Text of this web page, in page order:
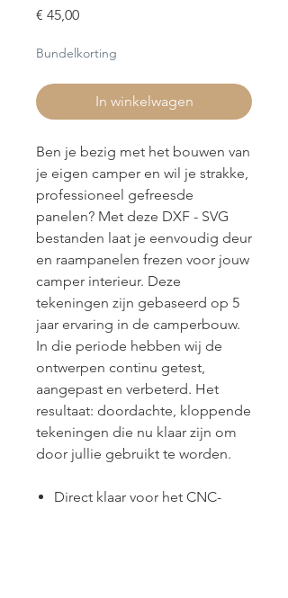
€ 45,00Prijs
Bundelkorting
In winkelwagen
Ben je bezig met het bouwen van
je eigen camper en wil je strakke,
professioneel gefreesde
panelen? Met deze DXF - SVG
bestanden laat je eenvoudig deur
en raampanelen frezen voor jouw
camper interieur. Deze
tekeningen zijn gebaseerd op 5
jaar ervaring in de camperbouw.
In die periode hebben wij de
ontwerpen continu getest,
aangepast en verbeterd. Het
resultaat: doordachte, kloppende
tekeningen die nu klaar zijn om
door jullie gebruikt te worden.
Direct klaar voor het CNC-